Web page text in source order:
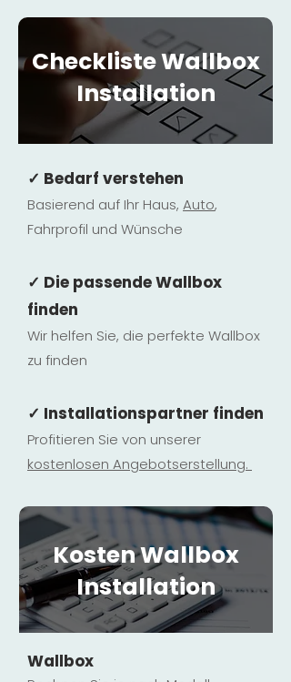
Checkliste Wallbox
Installation
✓ Bedarf verstehen
Basierend auf Ihr Haus, Auto,
Fahrprofil und Wünsche
✓ Die passende Wallbox
finden
Wir helfen Sie, die perfekte Wallbox
zu finden
✓ Installationspartner finden
Profitieren Sie von unserer
kostenlosen Angebotserstellung.
Kosten Wallbox
Installation
Wallbox